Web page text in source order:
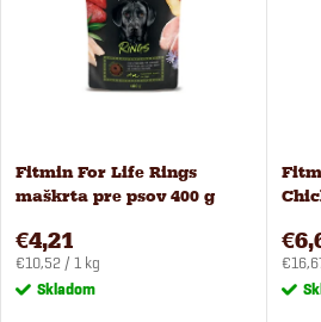
Fitmin For Life Rings
maškrta pre psov 400 g
€4,21
Jednotková
cena:
€10,52 / 1 kg
Skladom
cena: